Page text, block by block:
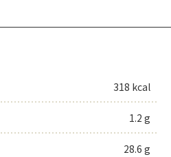
318 kcal
1.2 g
28.6 g